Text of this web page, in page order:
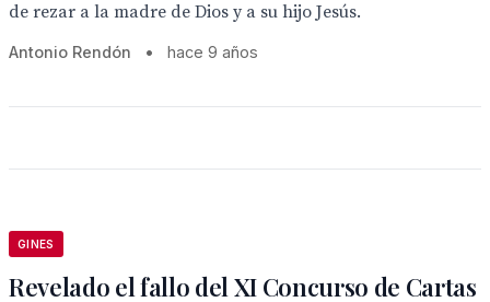
de rezar a la madre de Dios y a su hijo Jesús.
Antonio Rendón • hace 9 años
GINES
Revelado el fallo del XI Concurso de Cartas